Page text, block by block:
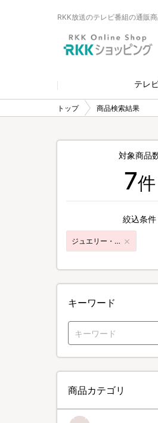
RKK放送のテレビ番組の通販
テレ
トップ 商品検索結果
対象商品
7件
絞込条件
ジュエリー・ファッション
キーワード
商品カテゴリ